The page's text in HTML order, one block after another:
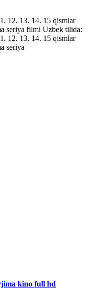
12. 13. 14. 15 qismlar
seriya filmi Uzbek tilida:
12. 13. 14. 15 qismlar
seriya
kino full hd